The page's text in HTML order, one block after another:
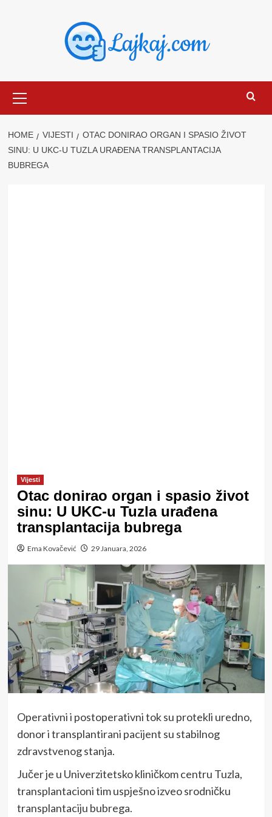
Menu
HOME VIJESTI
OTAC DONIRAO ORGAN I SPASIO ŽIVOT
SINU: U UKC-U TUZLA URAĐENA TRANSPLANTACIJA
BUBREGA
Vijesti
Otac donirao organ i spasio život
sinu: U UKC-u Tuzla urađena
transplantacija bubrega
Ema Kovačević 29 Januara, 2026
Operativni i postoperativni tok su protekli uredno,
donor i transplantirani pacijent su stabilnog
zdravstvenog stanja.
Jučer je u Univerzitetsko kliničkom centru Tuzla,
transplantacioni tim uspješno izveo srodničku
transplantaciju bubrega.